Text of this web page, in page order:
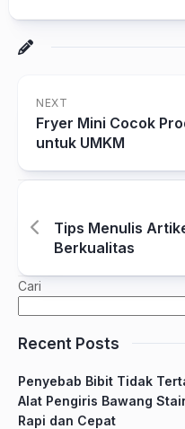
NEXT
Fryer Mini Cocok
untuk UMKM
Tips Menulis
Berkualitas
Cari
Recent Posts
Penyebab Bibit Tidak
Alat Pengiris Bawang
Rapi dan Cepat